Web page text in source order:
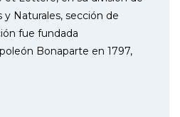
Naturales, sección de
fue fundada
Bonaparte en 1797,